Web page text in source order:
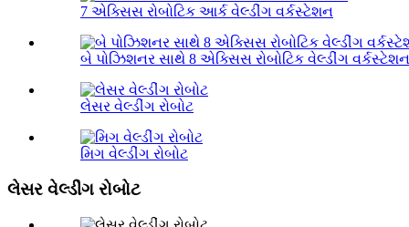
7 એક્સિસ રોબોટિક આર્ક વેલ્ડીંગ વર્કસ્ટેશન
બે પોઝિશનર સાથે 8 એક્સિસ રોબોટિક વેલ્ડીંગ વર્કસ્ટેશન
લેસર વેલ્ડીંગ રોબોટ
મિગ વેલ્ડીંગ રોબોટ
લેસર વેલ્ડીંગ રોબોટ